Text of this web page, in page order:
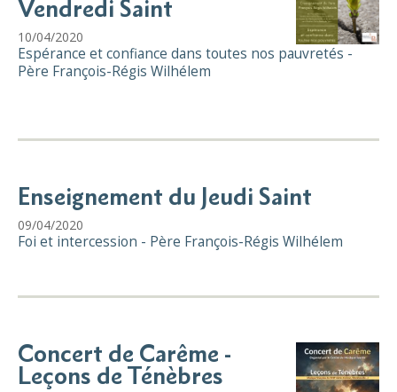
Vendredi Saint
10/04/2020
Espérance et confiance dans toutes nos pauvretés -
Père François-Régis Wilhélem
Enseignement du Jeudi Saint
09/04/2020
Foi et intercession - Père François-Régis Wilhélem
Concert de Carême -
Leçons de Ténèbres